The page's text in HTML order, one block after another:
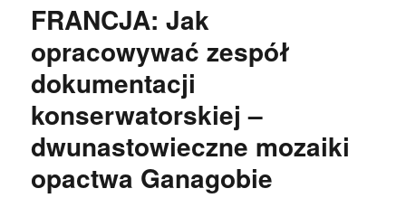
FRANCJA: Jak
opracowywać zespół
dokumentacji
konserwatorskiej –
dwunastowieczne mozaiki
opactwa Ganagobie